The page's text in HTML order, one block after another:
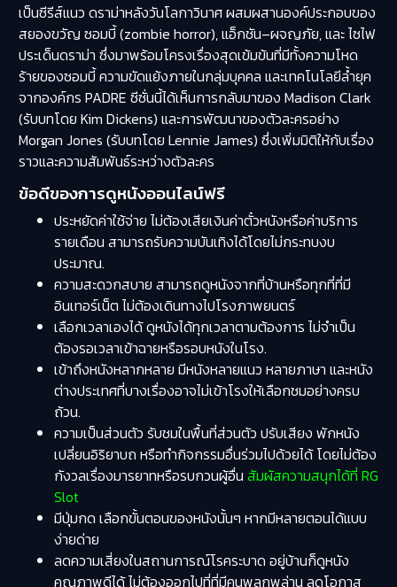
เป็นซีรีส์แนว ดราม่าหลังวันโลกาวินาศ ผสมผสานองค์ประกอบของ
สยองขวัญ ซอมบี้ (zombie horror), แอ็กชัน–ผจญภัย, และ ไซไฟ
ประเด็นดราม่า ซึ่งมาพร้อมโครงเรื่องสุดเข้มข้นที่มีทั้งความโหด
ร้ายของซอมบี้ ความขัดแย้งภายในกลุ่มบุคคล และเทคโนโลยีล้ำยุค
จากองค์กร PADRE ซีซั่นนี้ได้เห็นการกลับมาของ Madison Clark
(รับบทโดย Kim Dickens) และการพัฒนาของตัวละครอย่าง
Morgan Jones (รับบทโดย Lennie James) ซึ่งเพิ่มมิติให้กับเรื่อง
ราวและความสัมพันธ์ระหว่างตัวละคร
ข้อดีของการดูหนังออนไลน์ฟรี
ประหยัดค่าใช้จ่าย ไม่ต้องเสียเงินค่าตั๋วหนังหรือค่าบริการ
รายเดือน สามารถรับความบันเทิงได้โดยไม่กระทบงบ
ประมาณ.
ความสะดวกสบาย สามารถดูหนังจากที่บ้านหรือทุกที่ที่มี
อินเทอร์เน็ต ไม่ต้องเดินทางไปโรงภาพยนตร์
เลือกเวลาเองได้ ดูหนังได้ทุกเวลาตามต้องการ ไม่จำเป็น
ต้องรอเวลาเข้าฉายหรือรอบหนังในโรง.
เข้าถึงหนังหลากหลาย มีหนังหลายแนว หลายภาษา และหนัง
ต่างประเทศที่บางเรื่องอาจไม่เข้าโรงให้เลือกชมอย่างครบ
ถ้วน.
ความเป็นส่วนตัว รับชมในพื้นที่ส่วนตัว ปรับเสียง พักหนัง
เปลี่ยนอิริยาบถ หรือทำกิจกรรมอื่นร่วมไปด้วยได้ โดยไม่ต้อง
กังวลเรื่องมารยาทหรือรบกวนผู้อื่น สัมผัสความสนุกได้ที่ RG
Slot
มีปุ่มกด เลือกขั้นตอนของหนังนั้นๆ หากมีหลายตอนได้แบบ
ง่ายด่าย
ลดความเสี่ยงในสถานการณ์โรคระบาด อยู่บ้านก็ดูหนัง
คุณภาพดีได้ ไม่ต้องออกไปที่ที่มีคนพลุกพล่าน ลดโอกาส